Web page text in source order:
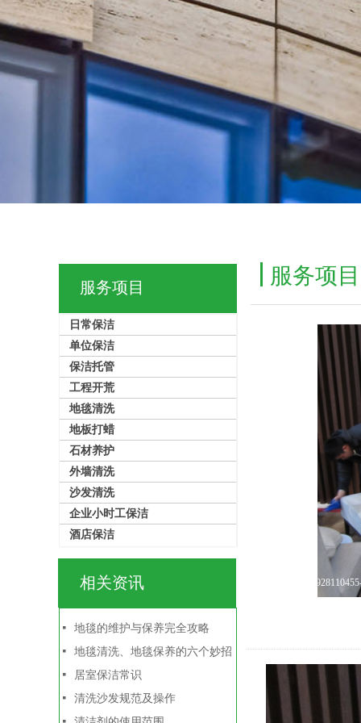
服务项目
image-
服务项目
相关资讯
넷 地毯的维护与保养完全攻略
넷 地毯清洗、地毯保养的六个妙招
넷 居室保洁常识
넷 清洗沙发规范及操作
日常保洁
单位保洁
保洁托管
工程开荒
地毯清洗
地板打蜡
石材养护
外墙清洗
沙发清洗
企业小时工保洁
酒店保洁